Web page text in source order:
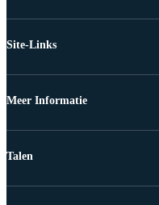
Site-Links
Meer Informatie
Talen